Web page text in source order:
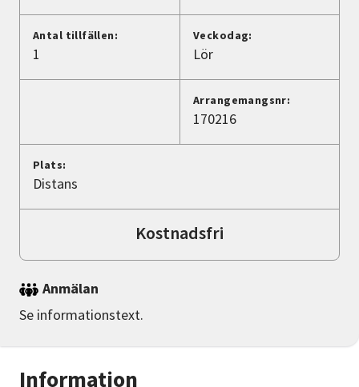
Information
Antal tillfällen:
1
Veckodag:
Lör
Arrangemangsnr:
170216
Plats:
Distans
Kostnadsfri
Anmälan
Se informationstext.